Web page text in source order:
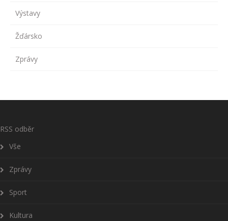
Výstavy
Žďársko
Zprávy
RSS odběr
Vše
Zprávy
Sport
Kultura